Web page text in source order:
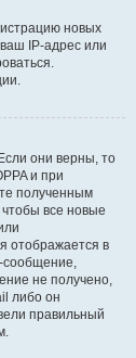
новых
IP-адрес или
они верны, то
и при
полученным
все новые
отображается в
сообщение,
не получено,
либо он
правильный